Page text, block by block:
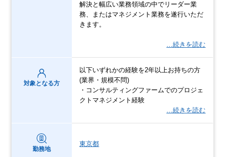
解決と幅広い業務領域の中でリーダー業
務、またはマネジメント業務を遂行いただ
きます。
…続きを読む
対象となる方
以下いずれかの経験を2年以上お持ちの方
(業界・規模不問)
・コンサルティングファームでのプロジェ
クトマネジメント経験
…続きを読む
勤務地
東京都